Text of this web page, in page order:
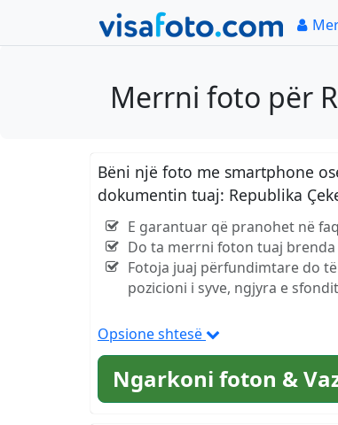
Merrni foto për
Bëni një foto me smartphone
dokumentin tuaj: Republika
E garantuar që pranohet në
Do ta merrni foton tuaj brenda
Fotoja juaj përfundimtare do
pozicioni i syve, ngjyra e
Opsione shtesë
Ngarkoni foton &